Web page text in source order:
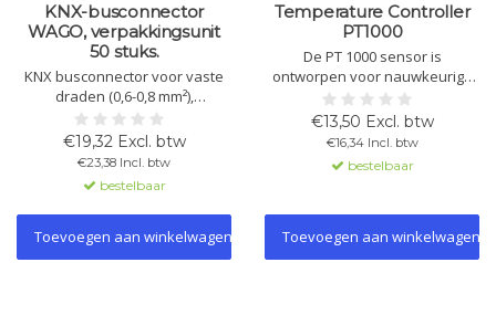
KNX-busconnector
WAGO, verpakkingsunit
50 stuks.
KNX busconnector voor vaste
draden (0,6-0,8 mm²),
zwart/rood. Bescherming tegen
ompolen, proefspanning 4 kV
(YCYM) en 2,5 kV (J-Y(St)Y).
Compatibel met YCYM 2x2x0,8
en J-Y(St)Y 2x2x0,8.
€19,32 Excl. btw
€23,38 Incl. btw
bestelbaar
Toevoegen aan winkelwagen
Temperature Controller
PT1000
De PT 1000 sensor is
ontworpen voor nauwkeurige
temperatuurmetingen in
verschillende toepassingen.
Eenvoudig aan te sluiten met
kabellengtes tot 12 meter,
compatibel met KNX-systemen
verwarmings- en koelsystemen.
€13,50 Excl. btw
€16,34 Incl. btw
bestelbaar
Toevoegen aan winkelwagen